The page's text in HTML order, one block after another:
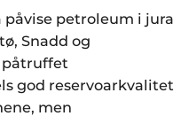
petroleum i jura
Snadd og
påtruffet
god reservoarkvalitet
men